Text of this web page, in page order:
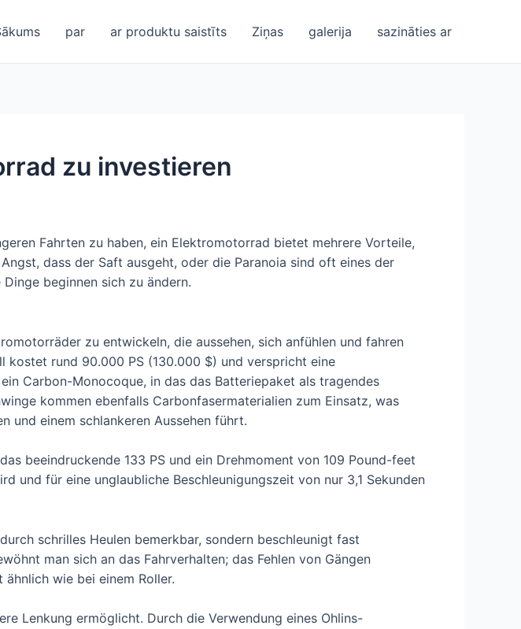
par ar produktu saistīts Ziņas galerija sazināties ar
zu investieren
Fahrten zu haben, ein Elektromotorrad bietet mehrere Vorteile,
dass der Saft ausgeht, oder die Paranoia sind oft eines der
beginnen sich zu ändern.
zu entwickeln, die aussehen, sich anfühlen und fahren
rund 90.000 PS (130.000 $) und verspricht eine
Carbon-Monocoque, in das das Batteriepaket als tragendes
kommen ebenfalls Carbonfasermaterialien zum Einsatz, was
und einem schlankeren Aussehen führt.
beeindruckende 133 PS und ein Drehmoment von 109 Pound-feet
und für eine unglaubliche Beschleunigungszeit von nur 3,1 Sekunden
schrilles Heulen bemerkbar, sondern beschleunigt fast
man sich an das Fahrverhalten; das Fehlen von Gängen
wie bei einem Roller.
Lenkung ermöglicht. Durch die Verwendung eines Ohlins-